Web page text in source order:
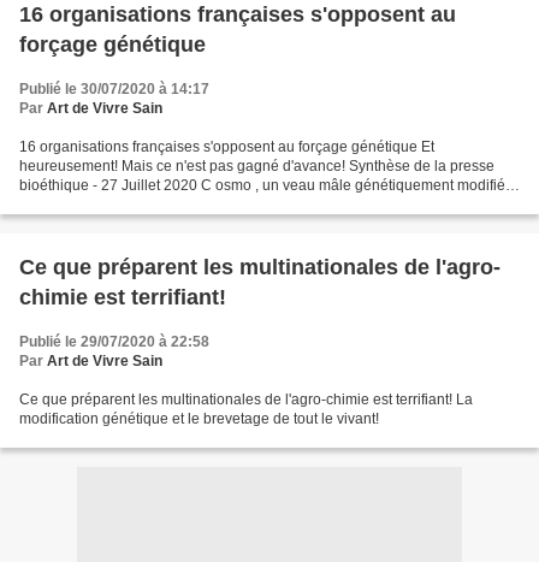
16 organisations françaises s'opposent au
forçage génétique
Publié le 30/07/2020 à 14:17
Par Art de Vivre Sain
16 organisations françaises s'opposent au forçage génétique Et
heureusement! Mais ce n'est pas gagné d'avance! Synthèse de la presse
bioéthique - 27 Juillet 2020 C osmo , un veau mâle génétiquement modifié
Ce que préparent les multinationales de l'agro-
chimie est terrifiant!
Publié le 29/07/2020 à 22:58
Par Art de Vivre Sain
Ce que préparent les multinationales de l'agro-chimie est terrifiant! La
modification génétique et le brevetage de tout le vivant!